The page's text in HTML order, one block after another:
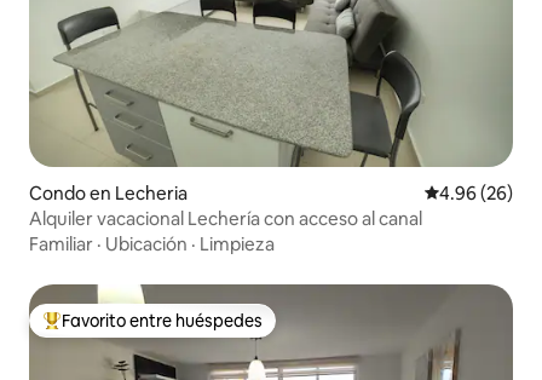
Condo en Lecheria Calificación
4.96 (26)
Alquiler vacacional Lechería con acceso al canal
Familiar · Ubicación · Limpieza
Favorito entre huéspedes preferido
Favorito entre huéspedes